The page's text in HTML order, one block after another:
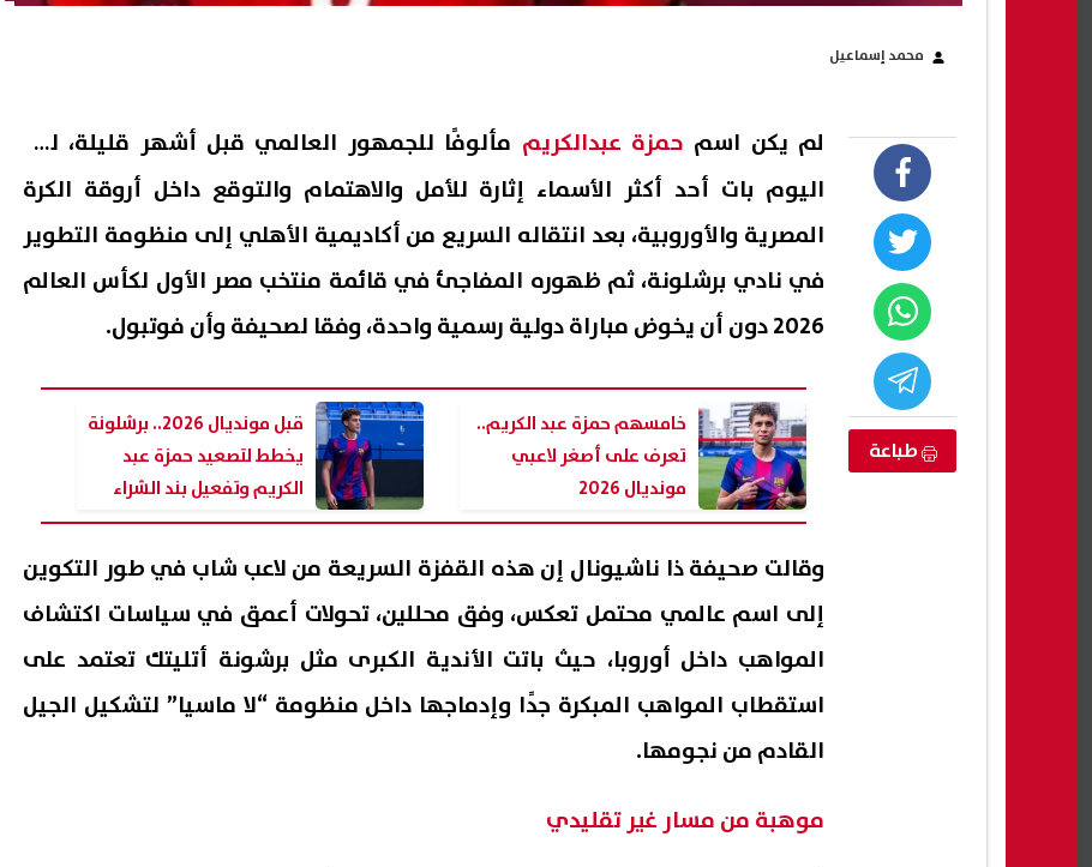
محمد إسماعيل
طباعة
لم يكن اسم حمزة عبدالكريم مألوفًا للجمهور العالمي قبل أشهر قليلة، لكن
اليوم بات أحد أكثر الأسماء إثارة للأمل والاهتمام والتوقع داخل أروقة الكرة
المصرية والأوروبية، بعد انتقاله السريع من أكاديمية الأهلي إلى منظومة التطوير
في نادي برشلونة، ثم ظهوره المفاجئ في قائمة منتخب مصر الأول لكأس العالم
2026 دون أن يخوض مباراة دولية رسمية واحدة، وفقا لصحيفة وأن فوتبول.
خامسهم حمزة عبد الكريم..
تعرف على أصغر لاعبي
مونديال 2026
قبل مونديال 2026.. برشلونة
يخطط لتصعيد حمزة عبد
الكريم وتفعيل بند الشراء
وقالت صحيفة ذا ناشيونال إن هذه القفزة السريعة من لاعب شاب في طور التكوين
إلى اسم عالمي محتمل تعكس، وفق محللين، تحولات أعمق في سياسات اكتشاف
المواهب داخل أوروبا، حيث باتت الأندية الكبرى مثل برشونة أتليتك تعتمد على
استقطاب المواهب المبكرة جدًا وإدماجها داخل منظومة “لا ماسيا” لتشكيل الجيل
القادم من نجومها.
موهبة من مسار غير تقليدي
هجوم بالسكين في قلب لندن.. إصابة
ترامب: أفضل الاتفاق مع إيران.. لكننا
06 أغسطس, 2026 03:49 ص
جريمة أسرية مروعة بالإسكندرية..